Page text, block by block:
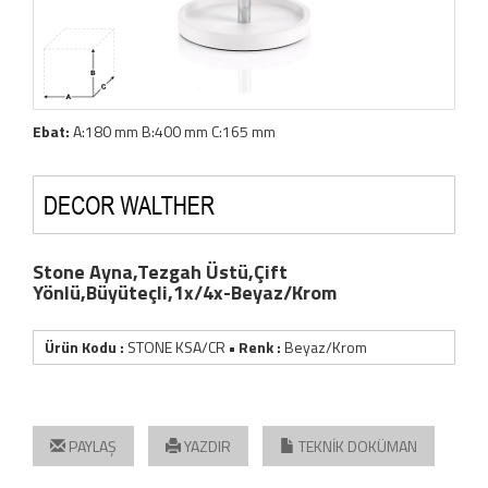
Ebat:A:180 mm B:400 mm C:165 mm
Stone Ayna,Tezgah Üstü,Çift
Yönlü,Büyüteçli,1x/4x-Beyaz/Krom
Ürün Kodu : STONE KSA/CR • Renk :Beyaz/Krom
PAYLAŞ YAZDIR TEKNİK DOKÜMAN